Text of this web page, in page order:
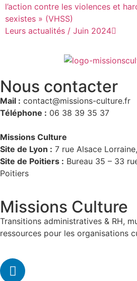
l’action contre les violences et
sexistes » (VHSS)
Leurs actualités / Juin 2024
Nous contacter
Mail : contact@missions-culture.fr
Téléphone : 06 38 39 35 37
Missions Culture
Site de Lyon : 7 rue Alsace
Site de Poitiers : Bureau 35 – 33
Poitiers
Missions Culture
Transitions administratives & RH,
ressources pour les organisations